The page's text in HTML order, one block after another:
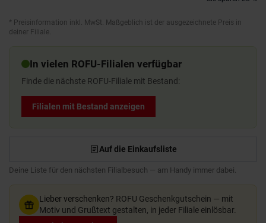
* Preisinformation inkl. MwSt. Maßgeblich ist der ausgezeichnete Preis in
deiner Filiale.
In vielen ROFU-Filialen verfügbar
Finde die nächste ROFU-Filiale mit Bestand:
Filialen mit Bestand anzeigen
Auf die Einkaufsliste
Deine Liste für den nächsten Filialbesuch — am Handy immer dabei.
Lieber verschenken? ROFU Geschenkgutschein — mit
Motiv und Grußtext gestalten, in jeder Filiale einlösbar.